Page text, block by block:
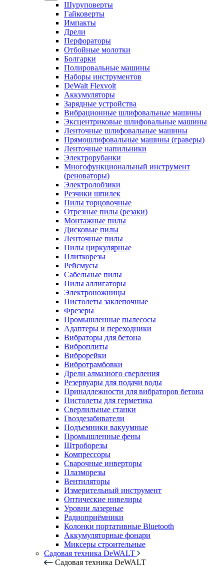
Шуруповерты
Гайковерты
Импакты
Дрели
Перфораторы
Отбойные молотки
Болгарки
Полировальные машины
Наборы инструментов
DeWalt Flexvolt
Аккумуляторы
Зарядные устройства
Вибрационные шлифовальные машины
Эксцентриковые шлифовальные машины
Ленточные шлифовальные машины
Прямошлифовальные машины (граверы)
Ленточные напильники
Электрорубанки
Многофункциональный инструмент
(реноваторы)
Электролобзики
Резчики шпилек
Пилы торцовочные
Отрезные пилы (резаки)
Монтажные пилы
Дисковые пилы
Ленточные пилы
Пилы циркулярные
Плиткорезы
Рейсмусы
Сабельные пилы
Пилы аллигаторы
Электроножницы
Пистолеты заклепочные
Фрезеры
Промышленные пылесосы
Адаптеры и переходники
Вибраторы для бетона
Виброплиты
Виброрейки
Вибротрамбовки
Дрели алмазного сверления
Резервуары для подачи воды
Принадлежности для вибраторов бетона
Пистолеты для герметика
Сверлильные станки
Гвоздезабиватели
Подъемники вакуумные
Промышленные фены
Штроборезы
Компрессоры
Сварочные инверторы
Плазморезы
Вентиляторы
Измерительный инструмент
Оптические нивелиры
Уровни лазерные
Радиоприёмники
Колонки портативные Bluetooth
Аккумуляторные фонари
Миксеры строительные
Садовая техника DeWALT
Садовая техника DeWALT